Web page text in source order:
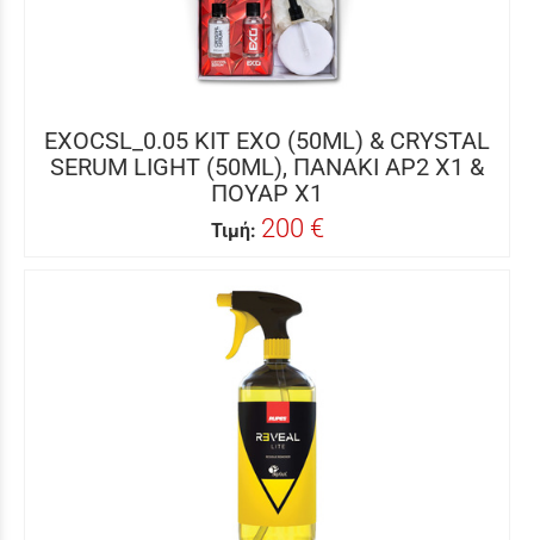
EXOCSL_0.05 ΚΙΤ EXO (50ML) & CRYSTAL
SERUM LIGHT (50ML), ΠΑΝΑΚΙ AP2 X1 &
ΠΟΥΑΡ X1
Τιμή: 200 €